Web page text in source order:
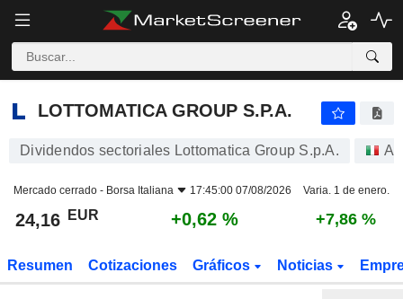
LOTTOMATICA GROUP S.P.A.
LOTTOMATICA GROUP S.P.A.
Dividendos sectoriales Lottomatica Group S.p.A.
Mercado cerrado - Borsa Italiana 17:45:00 07/08/2026 Varia. 1 de enero.
24,16 EUR +0,62 % +7,86 %
Resumen Cotizaciones Gráficos Noticias